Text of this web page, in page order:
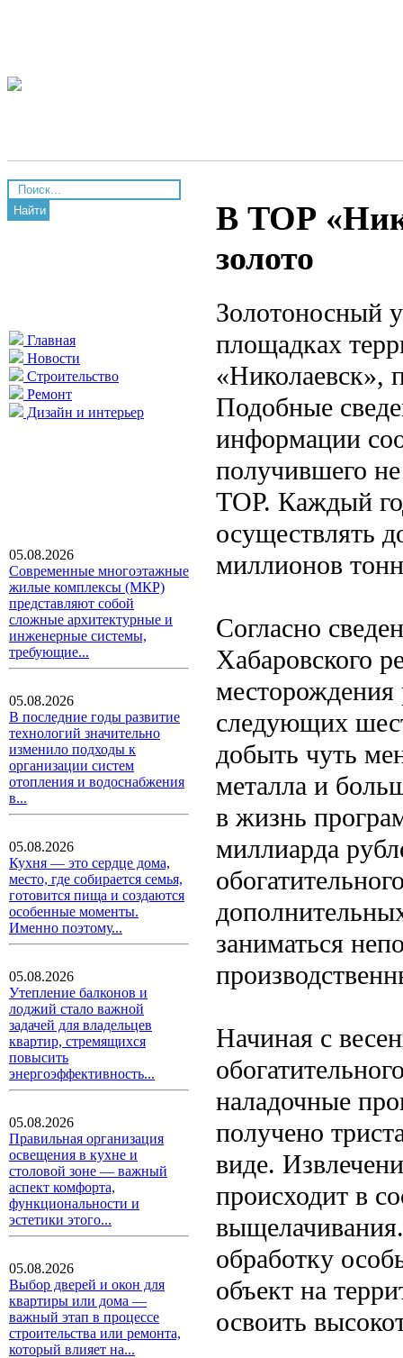
Найти
Главная
Новости
Строительство
Ремонт
Дизайн и интерьер
05.08.2026
Современные многоэтажные
жилые комплексы (МКР)
представляют собой
сложные архитектурные и
инженерные системы,
требующие...
05.08.2026
В последние годы развитие
технологий значительно
изменило подходы к
организации систем
отопления и водоснабжения
в...
05.08.2026
Кухня — это сердце дома,
место, где собирается семья,
готовится пища и создаются
особенные моменты.
Именно поэтому...
05.08.2026
Утепление балконов и
лоджий стало важной
задачей для владельцев
квартир, стремящихся
повысить
энергоэффективность...
05.08.2026
Правильная организация
освещения в кухне и
столовой зоне — важный
аспект комфорта,
функциональности и
эстетики этого...
05.08.2026
Выбор дверей и окон для
квартиры или дома —
важный этап в процессе
строительства или ремонта,
который влияет на...
В ТОР
золото
Золотоносный
площадках
«Николаевск»,
Подобные
информации
получившего не
ТОР. Каждый
осуществлять
миллионов
Согласно
Хабаровского
месторождения
следующих
добыть чуть
металла и
в жизнь
миллиарда
заниматься
Начиная с
наладочные
получено
виде.
происходит в
обработку
объект на
освоить